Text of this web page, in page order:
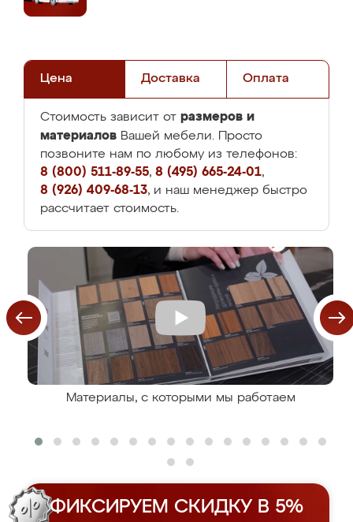
Цена Доставка Оплата
Стоимость зависит от размеров и
материалов Вашей мебели. Просто
позвоните нам по любому из телефонов:
8 (800) 511-89-55, 8 (495) 665-24-01,
8 (926) 409-68-13, и наш менеджер быстро
рассчитает стоимость.
Материалы, с которыми мы работаем
ФИКСИРУЕМ СКИДКУ В 5%